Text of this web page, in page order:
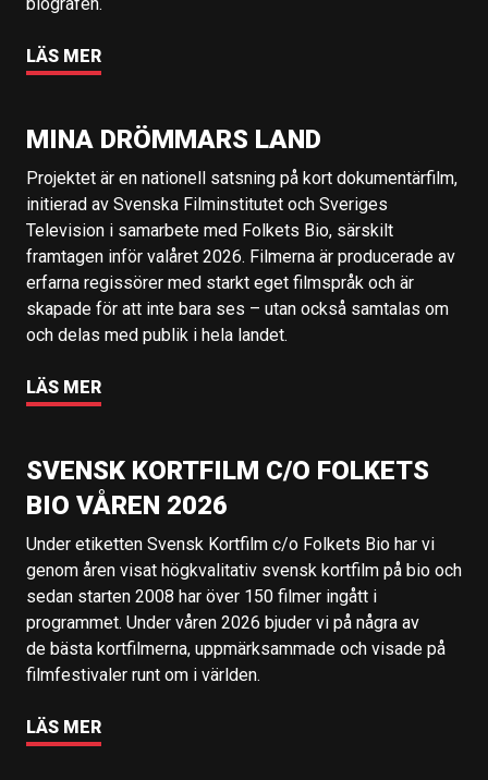
LÄS MER
MINA DRÖMMARS LAND
Projektet är en nationell satsning på kort dokumentärfilm,
initierad av Svenska Filminstitutet och Sveriges
Television i samarbete med Folkets Bio, särskilt
framtagen inför valåret 2026. Filmerna är producerade av
erfarna regissörer med starkt eget filmspråk och är
skapade för att inte bara ses – utan också samtalas om
och delas med publik i hela landet.
LÄS MER
SVENSK KORTFILM C/O FOLKETS
BIO VÅREN 2026
Under etiketten Svensk Kortfilm c/o Folkets Bio har vi
genom åren visat högkvalitativ svensk kortfilm på bio och
sedan starten 2008 har över 150 filmer ingått i
programmet. Under våren 2026 bjuder vi på några av
de bästa kortfilmerna, uppmärksammade och visade på
filmfestivaler runt om i världen.
LÄS MER